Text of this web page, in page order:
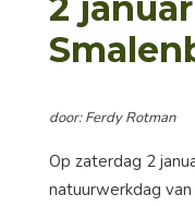
2
door: Ferdy Rotman
Op zaterdag 2
natuurwerkdag